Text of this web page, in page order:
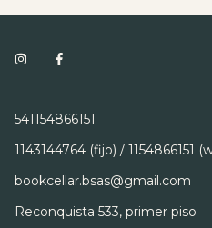
541154866151
1143144764 (fijo) / 1154866151
bookcellar.bsas@gmail.com
Reconquista 533, primer piso